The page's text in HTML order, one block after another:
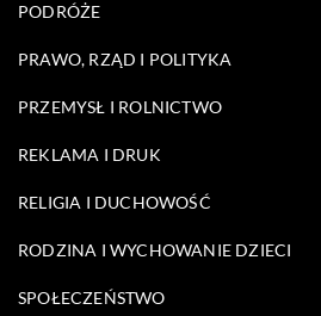
PODRÓŻE
PRAWO, RZĄD I POLITYKA
PRZEMYSŁ I ROLNICTWO
REKLAMA I DRUK
RELIGIA I DUCHOWOŚĆ
RODZINA I WYCHOWANIE DZIECI
SPOŁECZEŃSTWO